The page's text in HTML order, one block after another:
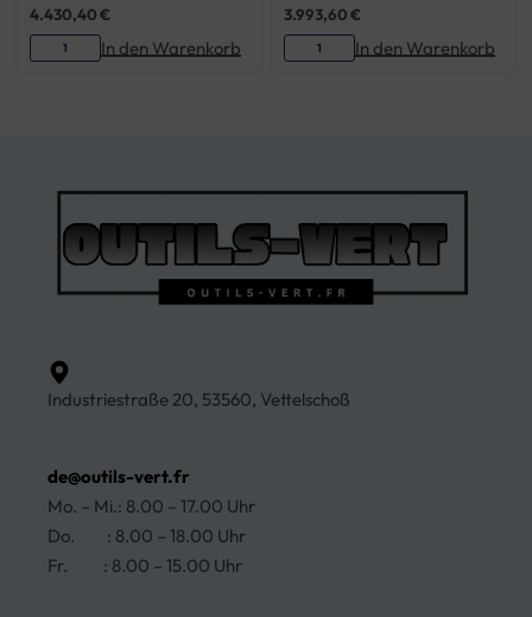
4.430,40€
In den Warenkorb
3.993,60€
In den Warenkorb
Industriestraße 20, 53560, Vettelschoß
de@outils-vert.fr
Mo. – Mi.: 8.00 – 17.00 Uhr
Do. : 8.00 – 18.00 Uhr
Fr. : 8.00 – 15.00 Uhr